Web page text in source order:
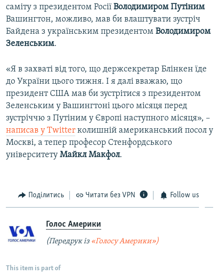
саміту з президентом Росії Володимиром Путіним
Вашингтон, можливо, мав би влаштувати зустріч
Байдена з українським президентом Володимиром
Зеленським.
«Я в захваті від того, що держсекретар Блінкен їде
до України цього тижня. І я далі вважаю, що
президент США мав би зустрітися з президентом
Зеленським у Вашингтоні цього місяця перед
зустріччю з Путіним у Європі наступного місяця», –
написав у Twitter колишній американський посол у
Москві, а тепер професор Стенфордського
університету Майкл Макфол.
Поділитись Читати без VPN Follow us
Голос Америки
(Передрук із «Голосу Америки»)
This item is part of